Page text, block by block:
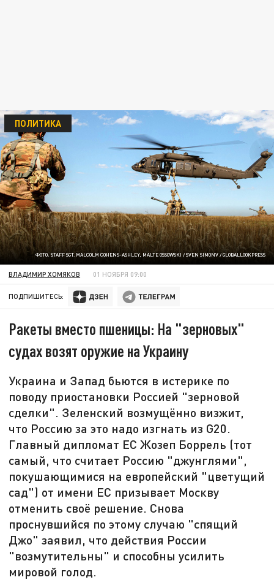
ФОТО: STAFF SGT. MALCOLM COHENS-ASHLEY, MALTE OSSOWSKI / SVEN SIMONV / GLOBALLOOKPRESS
ПОЛИТИКА
ВЛАДИМИР ХОМЯКОВ 01 НОЯБРЯ 09:00
ПОДПИШИТЕСЬ:
Ракеты вместо пшеницы: На "зерновых"
судах возят оружие на Украину
Украина и Запад бьются в истерике по
поводу приостановки Россией "зерновой
сделки". Зеленский возмущённо визжит,
что Россию за это надо изгнать из G20.
Главный дипломат ЕС Жозеп Боррель (тот
самый, что считает Россию "джунглями",
покушающимися на европейский "цветущий
сад") от имени ЕС призывает Москву
отменить своё решение. Снова
проснувшийся по этому случаю "спящий
Джо" заявил, что действия России
"возмутительны" и способны усилить
мировой голод.